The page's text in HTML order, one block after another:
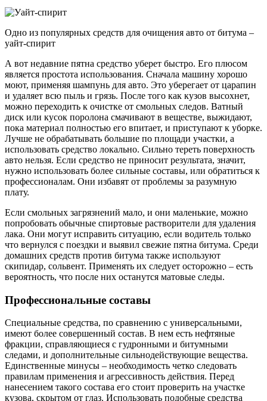
Одно из популярных средств для очищения авто от битума –
уайт-спирит
А вот недавние пятна средство уберет быстро. Его плюсом
является простота использования. Сначала машину хорошо
моют, применяя шампунь для авто. Это уберегает от царапин
и удаляет всю пыль и грязь. После того как кузов высохнет,
можно переходить к очистке от смольных следов. Ватный
диск или кусок поролона смачивают в веществе, выжидают,
пока материал полностью его впитает, и приступают к уборке.
Лучше не обрабатывать большие по площади участки, а
использовать средство локально. Сильно тереть поверхность
авто нельзя. Если средство не приносит результата, значит,
нужно использовать более сильные составы, или обратиться к
профессионалам. Они избавят от проблемы за разумную
плату.
Если смольных загрязнений мало, и они маленькие, можно
попробовать обычные спиртовые растворители для удаления
лака. Они могут исправить ситуацию, если водитель только
что вернулся с поездки и выявил свежие пятна битума. Среди
домашних средств против битума также используют
скипидар, сольвент. Применять их следует осторожно – есть
вероятность, что после них останутся матовые следы.
Профессиональные составы
Специальные средства, по сравнению с универсальными,
имеют более совершенный состав. В нем есть нефтяные
фракции, справляющиеся с гудронными и битумными
следами, и дополнительные сильнодействующие вещества.
Единственные минусы – необходимость четко следовать
правилам применения и агрессивность действия. Перед
нанесением такого состава его стоит проверить на участке
кузова, скрытом от глаз. Использовать подобные средства